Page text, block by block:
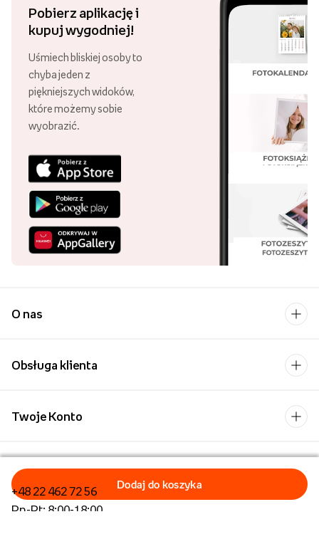
Pobierz aplikację i
kupuj wygodniej!
Uśmiech bliskiej osoby to
chyba jeden z
piękniejszych widoków,
które możemy sobie
wyobrazić.
O nas
Obsługa klienta
Kontakt
+48 22 462 72 56
Pn-Pt: 8:00-18:00
Twoje Konto